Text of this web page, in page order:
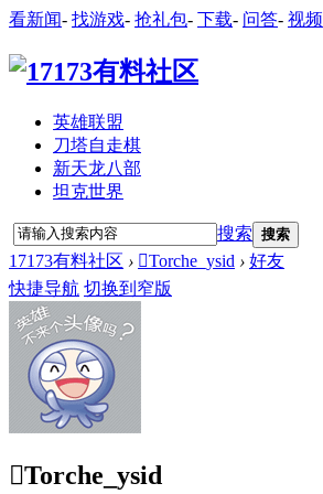
看新闻- 找游戏- 抢礼包- 下载- 问答- 视频
英雄联盟
刀塔自走棋
新天龙八部
坦克世界
搜索 搜索
17173有料社区 › Torche_ysid › 好友
快捷导航 切换到窄版
Torche_ysid